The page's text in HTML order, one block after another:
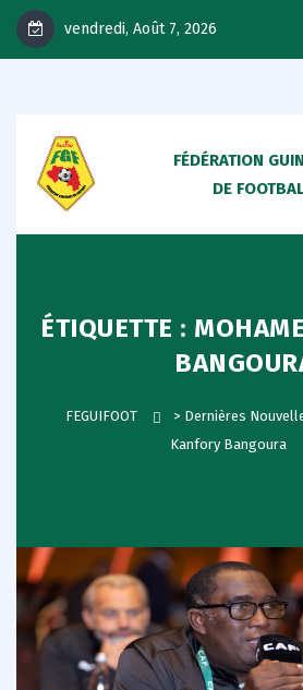
vendredi, Août 7, 2026
FÉDÉRATION
DE
ÉTIQUETTE :
FEGUIFOOT > Dernières
Kanfory Bangoura